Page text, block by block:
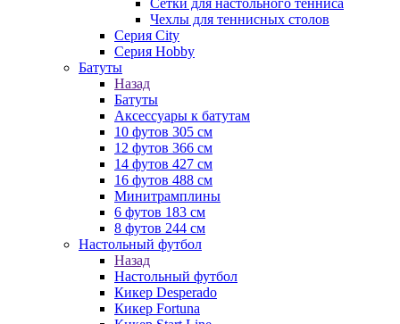
Сетки для настольного тенниса
Чехлы для теннисных столов
Серия City
Серия Hobby
Батуты
Назад
Батуты
Аксессуары к батутам
10 футов 305 см
12 футов 366 см
14 футов 427 см
16 футов 488 см
Минитрамплины
6 футов 183 см
8 футов 244 см
Настольный футбол
Назад
Настольный футбол
Кикер Desperado
Кикер Fortuna